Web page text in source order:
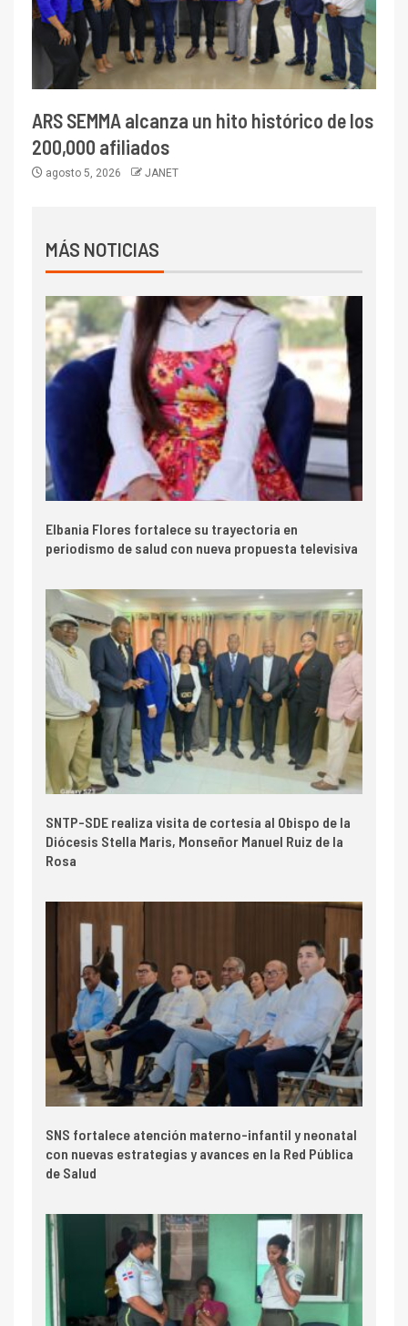
ARS SEMMA alcanza un hito histórico de los
200,000 afiliados
agosto 5, 2026 JANET
MÁS NOTICIAS
Elbania Flores fortalece su trayectoria en
periodismo de salud con nueva propuesta televisiva
SNTP-SDE realiza visita de cortesía al Obispo de la
Diócesis Stella Maris, Monseñor Manuel Ruiz de la
Rosa
SNS fortalece atención materno-infantil y neonatal
con nuevas estrategias y avances en la Red Pública
de Salud